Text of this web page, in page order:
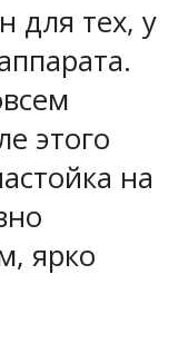
для тех, у
этого
на
ярко